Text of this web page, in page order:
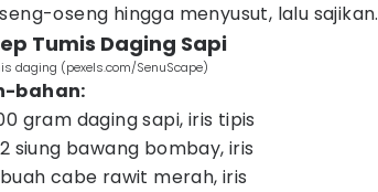
oseng hingga menyusut, lalu sajikan.
Tumis Daging Sapi
daging (pexels.com/SenuScape)
bahan:
gram daging sapi, iris tipis
siung bawang bombay, iris
cabe rawit merah, iris